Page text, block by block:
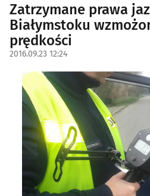
Zatrzymane prawa
Białymstoku
prędkości
2016.09.23 12:24